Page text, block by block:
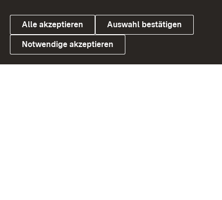
Link zum Landesportal
Alle akzeptieren Auswahl bestätigen
Notwendige akzeptieren